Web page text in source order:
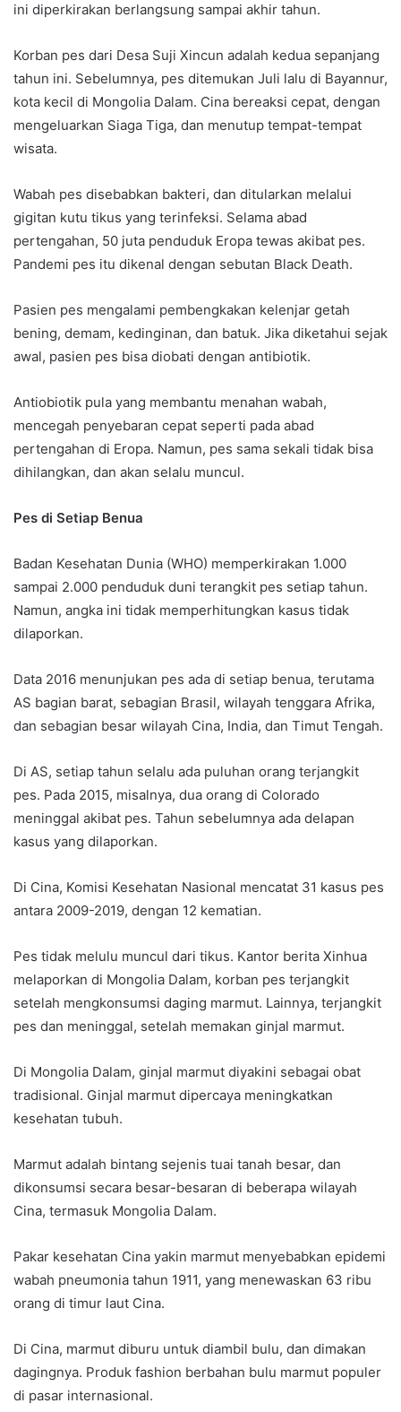
ini diperkirakan berlangsung sampai akhir tahun.
Korban pes dari Desa Suji Xincun adalah kedua sepanjang
tahun ini. Sebelumnya, pes ditemukan Juli lalu di Bayannur,
kota kecil di Mongolia Dalam. Cina bereaksi cepat, dengan
mengeluarkan Siaga Tiga, dan menutup tempat-tempat
wisata.
Wabah pes disebabkan bakteri, dan ditularkan melalui
gigitan kutu tikus yang terinfeksi. Selama abad
pertengahan, 50 juta penduduk Eropa tewas akibat pes.
Pandemi pes itu dikenal dengan sebutan Black Death.
Pasien pes mengalami pembengkakan kelenjar getah
bening, demam, kedinginan, dan batuk. Jika diketahui sejak
awal, pasien pes bisa diobati dengan antibiotik.
Antiobiotik pula yang membantu menahan wabah,
mencegah penyebaran cepat seperti pada abad
pertengahan di Eropa. Namun, pes sama sekali tidak bisa
dihilangkan, dan akan selalu muncul.
Pes di Setiap Benua
Badan Kesehatan Dunia (WHO) memperkirakan 1.000
sampai 2.000 penduduk duni terangkit pes setiap tahun.
Namun, angka ini tidak memperhitungkan kasus tidak
dilaporkan.
Data 2016 menunjukan pes ada di setiap benua, terutama
AS bagian barat, sebagian Brasil, wilayah tenggara Afrika,
dan sebagian besar wilayah Cina, India, dan Timut Tengah.
Di AS, setiap tahun selalu ada puluhan orang terjangkit
pes. Pada 2015, misalnya, dua orang di Colorado
meninggal akibat pes. Tahun sebelumnya ada delapan
kasus yang dilaporkan.
Di Cina, Komisi Kesehatan Nasional mencatat 31 kasus pes
antara 2009-2019, dengan 12 kematian.
Pes tidak melulu muncul dari tikus. Kantor berita Xinhua
melaporkan di Mongolia Dalam, korban pes terjangkit
setelah mengkonsumsi daging marmut. Lainnya, terjangkit
pes dan meninggal, setelah memakan ginjal marmut.
Di Mongolia Dalam, ginjal marmut diyakini sebagai obat
tradisional. Ginjal marmut dipercaya meningkatkan
kesehatan tubuh.
Marmut adalah bintang sejenis tuai tanah besar, dan
dikonsumsi secara besar-besaran di beberapa wilayah
Cina, termasuk Mongolia Dalam.
Pakar kesehatan Cina yakin marmut menyebabkan epidemi
wabah pneumonia tahun 1911, yang menewaskan 63 ribu
orang di timur laut Cina.
Di Cina, marmut diburu untuk diambil bulu, dan dimakan
dagingnya. Produk fashion berbahan bulu marmut populer
di pasar internasional.